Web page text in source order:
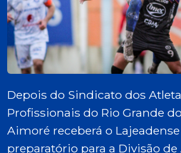
Depois do Sindicato dos
Profissionais do Rio Grande
Aimoré receberá o
preparatório para a Divisão de